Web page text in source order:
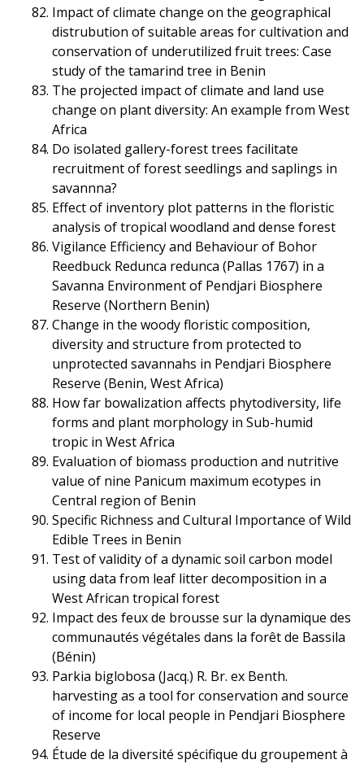
Impact of climate change on the geographical
distrubution of suitable areas for cultivation and
conservation of underutilized fruit trees: Case
study of the tamarind tree in Benin
The projected impact of climate and land use
change on plant diversity: An example from West
Africa
Do isolated gallery-forest trees facilitate
recruitment of forest seedlings and saplings in
savannna?
Effect of inventory plot patterns in the floristic
analysis of tropical woodland and dense forest
Vigilance Efficiency and Behaviour of Bohor
Reedbuck Redunca redunca (Pallas 1767) in a
Savanna Environment of Pendjari Biosphere
Reserve (Northern Benin)
Change in the woody floristic composition,
diversity and structure from protected to
unprotected savannahs in Pendjari Biosphere
Reserve (Benin, West Africa)
How far bowalization affects phytodiversity, life
forms and plant morphology in Sub-humid
tropic in West Africa
Evaluation of biomass production and nutritive
value of nine Panicum maximum ecotypes in
Central region of Benin
Specific Richness and Cultural Importance of Wild
Edible Trees in Benin
Test of validity of a dynamic soil carbon model
using data from leaf litter decomposition in a
West African tropical forest
Impact des feux de brousse sur la dynamique des
communautés végétales dans la forêt de Bassila
(Bénin)
Parkia biglobosa (Jacq.) R. Br. ex Benth.
harvesting as a tool for conservation and source
of income for local people in Pendjari Biosphere
Reserve
Étude de la diversité spécifique du groupement à